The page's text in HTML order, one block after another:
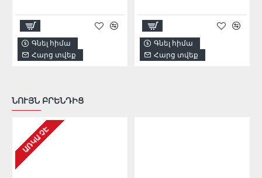
Գնել հիմա
Հարց տվեք
Գնել հիմա
Հարց տվեք
ՆՈՒՅՆ ԲՐԵՆԴԻՑ
ԱՌԿԱ ՉԷ